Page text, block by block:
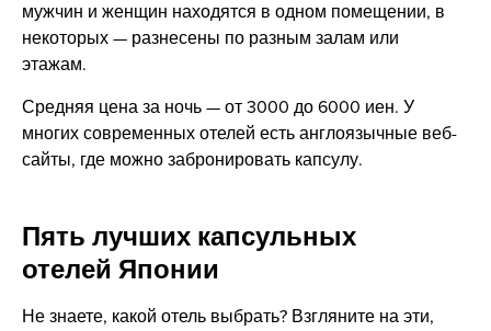
мужчин и женщин находятся в одном помещении, в
некоторых — разнесены по разным залам или
этажам.
Средняя цена за ночь — от 3000 до 6000 иен. У
многих современных отелей есть англоязычные веб-
сайты, где можно забронировать капсулу.
Пять лучших капсульных
отелей Японии
Не знаете, какой отель выбрать? Взгляните на эти,